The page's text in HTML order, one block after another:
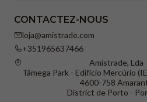
CONTACTEZ-NOUS
loja@amistrade.com
+351965637466
Amistrade, Lda
Tâmega Park - Edifício Mercúrio
4600-758
District de Porto -